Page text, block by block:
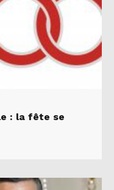
: la fête se